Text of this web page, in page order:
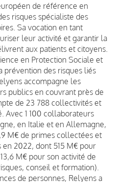
de référence en
risques spécialiste des
Sa vocation en tant
leur activité et garantir la
aux patients et citoyens.
en Protection Sociale et
prévention des risques liés
accompagne les
publics en couvrant près de
de 23 788 collectivités et
Avec 1 100 collaborateurs
en Italie et en Allemagne,
M€ de primes collectées et
en 2022, dont 515 M€ pour
M€ pour son activité de
conseil et formation).
de personnes, Relyens a